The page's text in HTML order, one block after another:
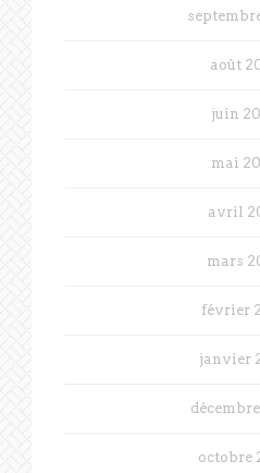
août
juin
mai
avril
mars
février
janvier
octobre